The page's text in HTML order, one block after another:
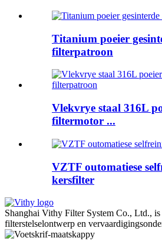
Titanium poeier
filterpatroon
Vlekvrye staal 316L
filtermotor ...
VZTF outomatiese
kersfilter
Shanghai Vithy Filter System Co., Ltd.,
filterstelselontwerp en